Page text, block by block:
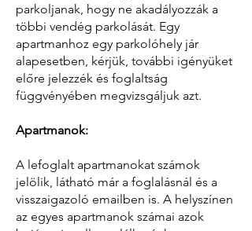
parkoljanak, hogy ne akadályozzák a
többi vendég parkolását. Egy
apartmanhoz egy parkolóhely jár
alapesetben, kérjük, további igényüket
előre jelezzék és foglaltság
függvényében megvizsgáljuk azt.
Apartmanok:
A lefoglalt apartmanokat számok
jelölik, látható már a foglalásnál és a
visszaigazoló emailben is. A helyszínen
az egyes apartmanok számai azok